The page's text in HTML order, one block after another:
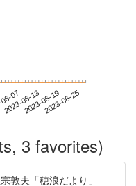
07
2023-06-132023-06-192023-06-25
3 favorites)
敦夫「穂浪だより」